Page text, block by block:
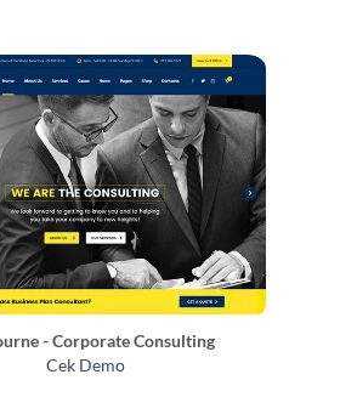
- Corporate Consulting
Cek Demo